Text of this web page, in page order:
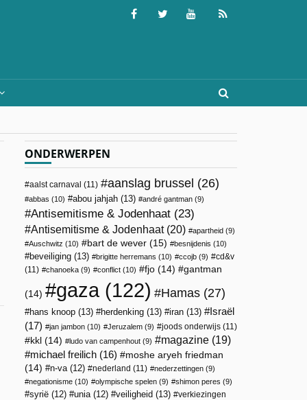
ONDERWERPEN
aalst carnaval (11) aanslag brussel (26)
abbas (10) abou jahjah (13) andré gantman (9)
Antisemitisme & Jodenhaat (23)
Antisemitisme & Jodenhaat(20) apartheid (9)
Auschwitz (10) bart de wever (15) besnijdenis (10)
beveiliging (13) brigitte herremans (10) ccojb (9)
cd&v
(11)
chanoeka (9) conflict (10) fjo (14) gantman
(14) gaza(122) Hamas (27)
hans knoop (13) herdenking (13) iran (13)
Israël
(17)
jan jambon (10) Jeruzalem (9) joods onderwijs (11)
kkl (14) ludo van campenhout (9) magazine (19)
michael freilich (16)
moshe aryeh friedman
(14)
n-va(12) nederland (11) nederzettingen (9)
negationisme (10) olympische spelen (9) shimon peres (9)
syrië (12) unia(12) veiligheid (13)
verkiezingen